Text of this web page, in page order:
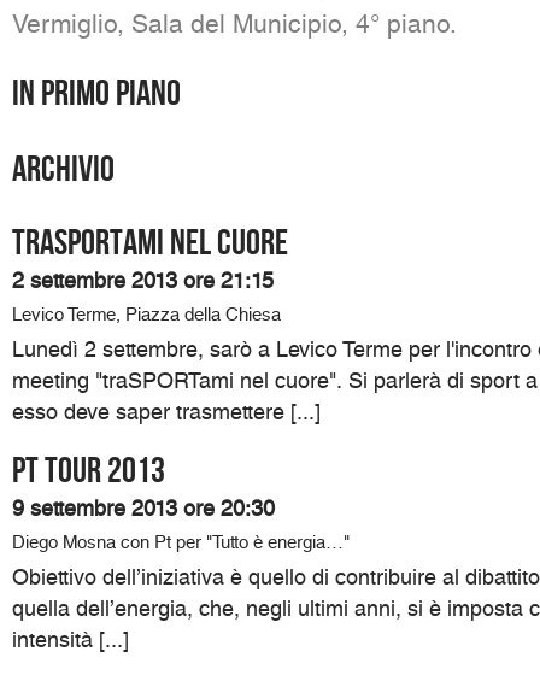
Vermiglio, Sala del Municipio, 4° piano.
In primo piano
Archivio
traSPORTami nel cuore
2 settembre 2013 ore 21:15
Levico Terme, Piazza della Chiesa
Lunedì 2 settembre, sarò a Levico Terme per
meeting "traSPORTami nel cuore". Si parlerà di sport
esso deve saper trasmettere [...]
Pt Tour 2013
9 settembre 2013 ore 20:30
Diego Mosna con Pt per "Tutto è energia…"
Obiettivo dell’iniziativa è quello di contribuire al
quella dell’energia, che, negli ultimi anni, si è imposta
intensità [...]